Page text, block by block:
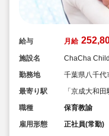
給与 月給
施設名
ChaCha
勤務地
千葉県八千代
最寄り駅
「京成大和
職種
保育教諭
雇用形態
正社員(常勤)